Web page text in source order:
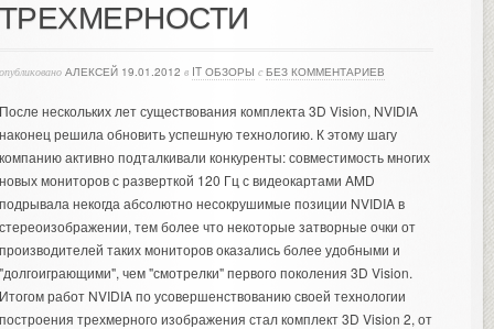
АЛЕКСЕЙ 19.01.2012 в IT ОБЗОРЫ с БЕЗ КОММЕНТАРИЕВ
нескольких лет существования комплекта 3D Vision, NVIDIA
решила обновить успешную технологию. К этому шагу
активно подталкивали конкуренты: совместимость многих
мониторов с разверткой 120 Гц с видеокартами AMD
некогда абсолютно несокрушимые позиции NVIDIA в
тем более что некоторые затворные очки от
таких мониторов оказались более удобными и
чем "смотрелки" первого поколения 3D Vision.
работ NVIDIA по усовершенствованию своей технологии
трехмерного изображения стал комплект 3D Vision 2, от